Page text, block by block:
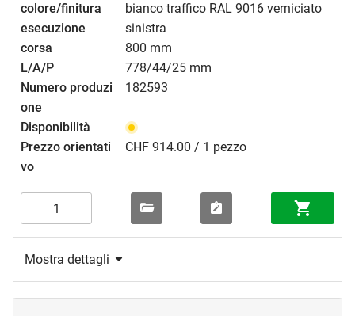
bianco traffico RAL 9016 verniciato
sinistra
800 mm
778/44/25 mm
182593
CHF 914.00 / 1 pezzo
Mostra dettagli